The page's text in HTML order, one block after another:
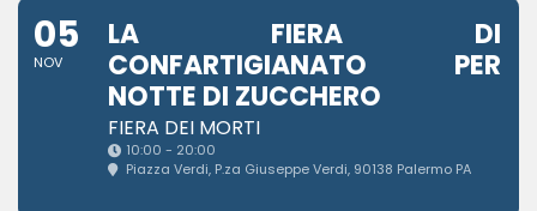
05
NOV
LA FIERA DI
CONFARTIGIANATO PER
NOTTE DI ZUCCHERO
FIERA DEI MORTI
10:00 - 20:00
Piazza Verdi, P.za Giuseppe Verdi, 90138 Palermo PA